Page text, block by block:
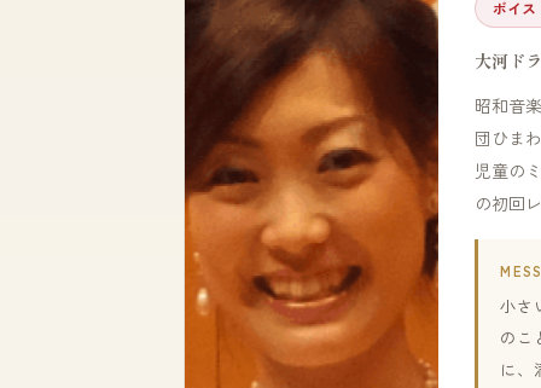
ボイス
大河ド
昭和音
団ひま
児童の
の初回
小さ
のこ
に、